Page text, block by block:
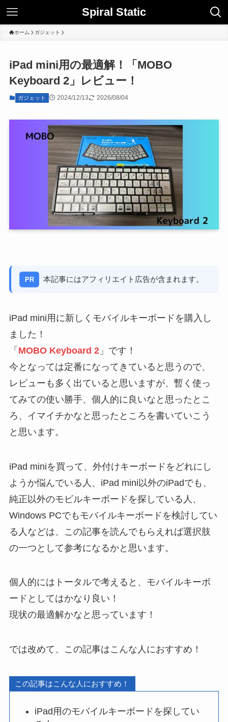
Spiral Static
ホーム ガジェット
iPad mini用の最適解！「MOBO
Keyboard 2」レビュー！
ガジェット 2024/12/13 2026/08/04
PR 本記事にはアフィリエイト広告が含まれます。
iPad mini用に新しくモバイルキーボードを購入し
ました！
「 MOBO Keyboard 2」です！
今となっては定番になってきていると思うので、
レビューも多く出ていると思いますが、暫く使っ
てみての使い勝手、個人的に良いなと思ったとこ
ろ、イマイチかなと思ったところを書いていこう
と思います。
iPad miniを買って、外付けキーボードをどれにし
ようか悩んでいる人、iPad mini以外のiPadでも、
純正以外のモビルキーボードを探している人、
Windows PCでもモバイルキーボードを検討してい
る人などは、この記事を読んでもらえれば選択肢
の一つとして参考になるかと思います。
個人的にはトータルで考えると、モバイルキーボ
ードとしてはかなり良い！
現状の最適解かなと思っています！
では改めて、この記事はこんな人におすすめ！
この記事はこんな人におすすめ！
iPad用のモバイルキーボードを探してい